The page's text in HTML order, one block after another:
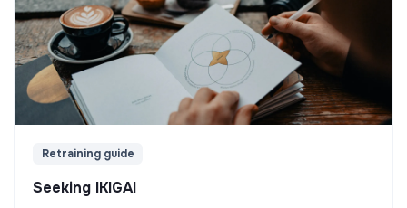
Retraining guide
Seeking IKIGAI